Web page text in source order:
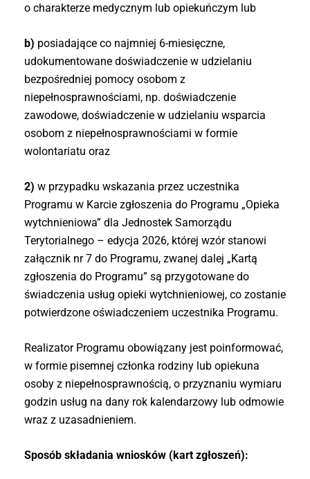
o charakterze medycznym lub opiekuńczym lub
b) posiadające co najmniej 6-miesięczne,
udokumentowane doświadczenie w udzielaniu
bezpośredniej pomocy osobom z
niepełnosprawnościami, np. doświadczenie
zawodowe, doświadczenie w udzielaniu wsparcia
osobom z niepełnosprawnościami w formie
wolontariatu oraz
2) w przypadku wskazania przez uczestnika
Programu w Karcie zgłoszenia do Programu „Opieka
wytchnieniowa” dla Jednostek Samorządu
Terytorialnego – edycja 2026, której wzór stanowi
załącznik nr 7 do Programu, zwanej dalej „Kartą
zgłoszenia do Programu” są przygotowane do
świadczenia usług opieki wytchnieniowej, co zostanie
potwierdzone oświadczeniem uczestnika Programu.
Realizator Programu obowiązany jest poinformować,
w formie pisemnej członka rodziny lub opiekuna
osoby z niepełnosprawnością, o przyznaniu wymiaru
godzin usług na dany rok kalendarzowy lub odmowie
wraz z uzasadnieniem.
Sposób składania wniosków (kart zgłoszeń):